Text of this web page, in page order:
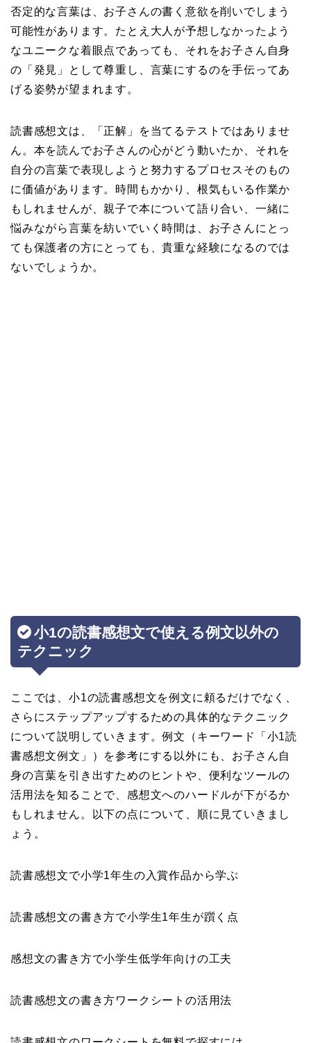
否定的な言葉は、お子さんの書く意欲を削いでしまう
可能性があります。たとえ大人が予想しなかったよう
なユニークな着眼点であっても、それをお子さん自身
の「発見」として尊重し、言葉にするのを手伝ってあ
げる姿勢が望まれます。
読書感想文は、「正解」を当てるテストではありませ
ん。本を読んでお子さんの心がどう動いたか、それを
自分の言葉で表現しようと努力するプロセスそのもの
に価値があります。時間もかかり、根気もいる作業か
もしれませんが、親子で本について語り合い、一緒に
悩みながら言葉を紡いでいく時間は、お子さんにとっ
ても保護者の方にとっても、貴重な経験になるのでは
ないでしょうか。
小1の読書感想文で使える例文以外の
テクニック
ここでは、小1の読書感想文を例文に頼るだけでなく、
さらにステップアップするための具体的なテクニック
について説明していきます。例文（キーワード「小1読
書感想文例文」）を参考にする以外にも、お子さん自
身の言葉を引き出すためのヒントや、便利なツールの
活用法を知ることで、感想文へのハードルが下がるか
もしれません。以下の点について、順に見ていきまし
ょう。
読書感想文で小学1年生の入賞作品から学ぶ
読書感想文の書き方で小学生1年生が躓く点
感想文の書き方で小学生低学年向けの工夫
読書感想文の書き方ワークシートの活用法